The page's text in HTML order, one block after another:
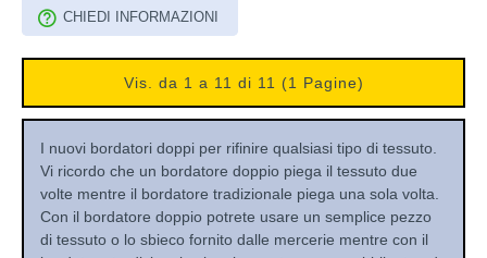
I nuovi bordatori doppi per rifinire qualsiasi tipo di tessuto.
Vi ricordo che un bordatore doppio piega il tessuto due
volte mentre il bordatore tradizionale piega una sola volta.
Con il bordatore doppio potrete usare un semplice pezzo
di tessuto o lo sbieco fornito dalle mercerie mentre con il
CHIEDI INFORMAZIONI
Vis. da 1 a 11 di 11 (1 Pagine)